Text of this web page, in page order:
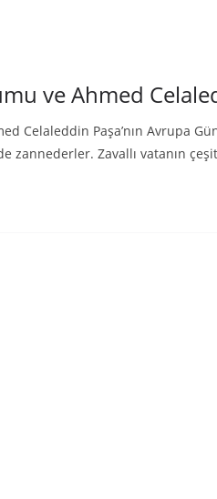
ve Ahmed
Celaleddin Paşa’nın Avrupa
zannederler. Zavallı vatanın çeşit